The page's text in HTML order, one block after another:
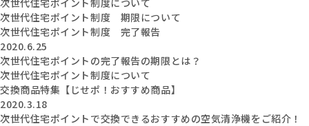
次世代住宅ポイント制度 期限について
次世代住宅ポイント制度 完了報告
2020.6.25
次世代住宅ポイントの完了報告の期限とは？
次世代住宅ポイント制度について
交換商品特集【じせポ！おすすめ商品】
2020.3.18
次世代住宅ポイントで交換できるおすすめの空気清浄機をご紹介！